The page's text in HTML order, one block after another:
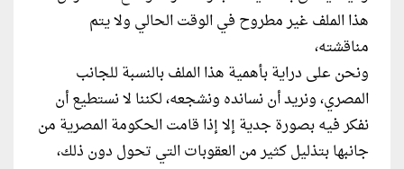
هذا الملف غير مطروح في الوقت الحالي ولا يتم
مناقشته،
ونحن على دراية بأهمية هذا الملف بالنسبة للجانب
المصري، ونريد أن نسانده ونشجعه، لكننا لا نستطيع أن
نفكر فيه بصورة جدية إلا إذا قامت الحكومة المصرية من
جانبها بتذليل كثير من العقوبات التي تحول دون ذلك،